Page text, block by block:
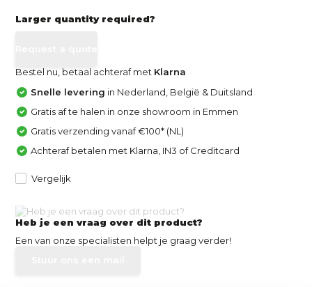
Larger quantity required?
Bestel nu, betaal achteraf met Klarna
Snelle levering in Nederland, België & Duitsland
Gratis af te halen in onze showroom in Emmen
Gratis verzending vanaf €100* (NL)
Achteraf betalen met Klarna, IN3 of Creditcard
Vergelijk
Heb je een vraag over dit product?
Een van onze specialisten helpt je graag verder!